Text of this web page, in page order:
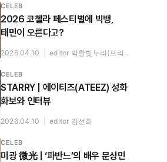
CELEB
2026 코첼라 페스티벌에 빅뱅,
태민이 오른다고?
2026.04.10 editor 박한빛누리(프리랜서)
CELEB
STARRY | 에이티즈(ATEEZ) 성화
화보와 인터뷰
2026.04.10 editor 김선희
CELEB
미광 微光 | ‘파반느’의 배우 문상민